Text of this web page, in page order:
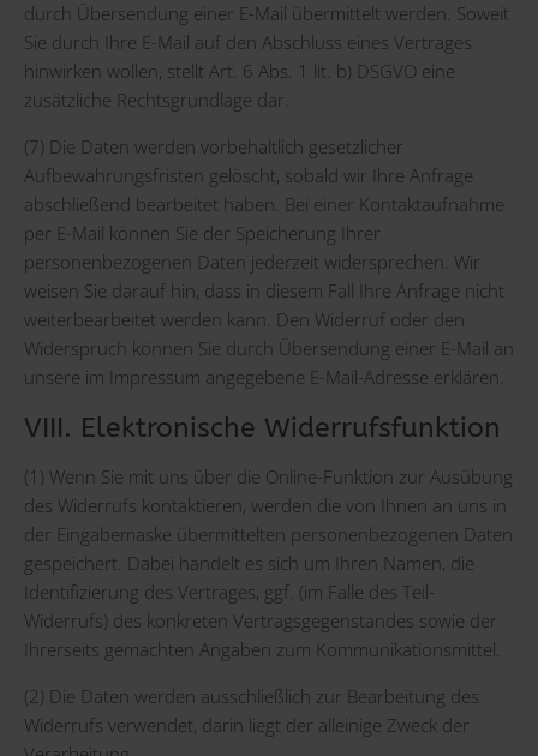
durch Übersendung einer E-Mail übermittelt werden. Soweit
Sie durch Ihre E-Mail auf den Abschluss eines Vertrages
hinwirken wollen, stellt Art. 6 Abs. 1 lit. b) DSGVO eine
zusätzliche Rechtsgrundlage dar.
(7) Die Daten werden vorbehaltlich gesetzlicher
Aufbewahrungsfristen gelöscht, sobald wir Ihre Anfrage
abschließend bearbeitet haben. Bei einer Kontaktaufnahme
per E-Mail können Sie der Speicherung Ihrer
personenbezogenen Daten jederzeit widersprechen. Wir
weisen Sie darauf hin, dass in diesem Fall Ihre Anfrage nicht
weiterbearbeitet werden kann. Den Widerruf oder den
Widerspruch können Sie durch Übersendung einer E-Mail an
unsere im Impressum angegebene E-Mail-Adresse erklären.
VIII. Elektronische Widerrufsfunktion
(1) Wenn Sie mit uns über die Online-Funktion zur Ausübung
des Widerrufs kontaktieren, werden die von Ihnen an uns in
der Eingabemaske übermittelten personenbezogenen Daten
gespeichert. Dabei handelt es sich um Ihren Namen, die
Identifizierung des Vertrages, ggf. (im Falle des Teil-
Widerrufs) des konkreten Vertragsgegenstandes sowie der
Ihrerseits gemachten Angaben zum Kommunikationsmittel.
(2) Die Daten werden ausschließlich zur Bearbeitung des
Widerrufs verwendet, darin liegt der alleinige Zweck der